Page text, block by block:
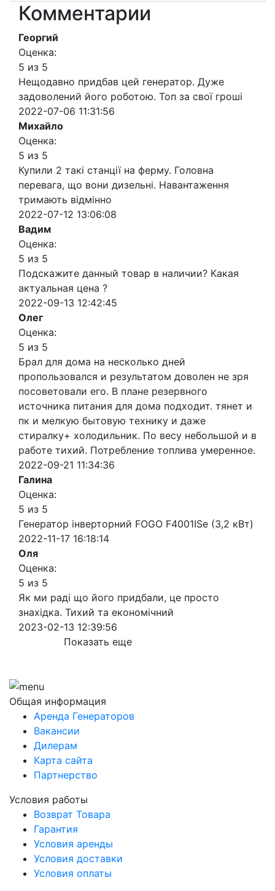
Комментарии
Георгий
Оценка:
5 из 5
Нещодавно придбав цей генератор. Дуже
задоволений його роботою. Топ за свої гроші
2022-07-06 11:31:56
Михайло
Оценка:
5 из 5
Купили 2 такі станції на ферму. Головна
перевага, що вони дизельні. Навантаження
тримають відмінно
2022-07-12 13:06:08
Вадим
Оценка:
5 из 5
Подскажите данный товар в наличии? Какая
актуальная цена ?
2022-09-13 12:42:45
Олег
Оценка:
5 из 5
Брал для дома на несколько дней
пропользовался и результатом доволен не зря
посоветовали его. В плане резервного
источника питания для дома подходит. тянет и
пк и мелкую бытовую технику и даже
стиралку+ холодильник. По весу небольшой и в
работе тихий. Потребление топлива умеренное.
2022-09-21 11:34:36
Галина
Оценка:
5 из 5
Генератор інверторний FOGO F4001ISe (3,2 кВт)
2022-11-17 16:18:14
Оля
Оценка:
5 из 5
Як ми раді що його придбали, це просто
знахідка. Тихий та економічний
2023-02-13 12:39:56
Показать еще
Общая информация
Аренда Генераторов
Вакансии
Дилерам
Карта сайта
Партнерство
Условия работы
Возврат Товара
Гарантия
Условия аренды
Условия доставки
Условия оплаты